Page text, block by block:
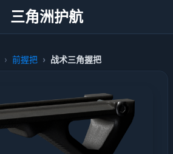
三角洲护航
前握把 战术三角握把